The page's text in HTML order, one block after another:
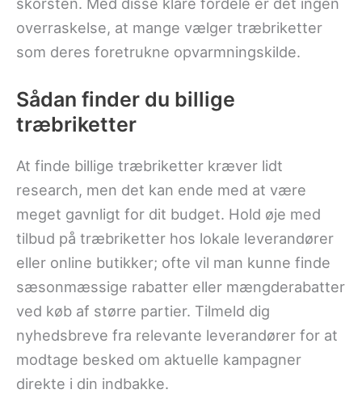
overraskelse, at mange vælger træbriketter
som deres foretrukne opvarmningskilde.
Sådan finder du billige
træbriketter
At finde billige træbriketter kræver lidt
research, men det kan ende med at være
meget gavnligt for dit budget. Hold øje med
tilbud på træbriketter hos lokale leverandører
eller online butikker; ofte vil man kunne finde
sæsonmæssige rabatter eller mængderabatter
ved køb af større partier. Tilmeld dig
nyhedsbreve fra relevante leverandører for at
modtage besked om aktuelle kampagner
direkte i din indbakke.